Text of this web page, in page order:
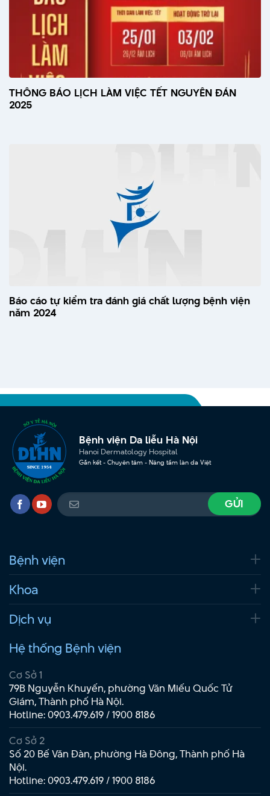
THÔNG BÁO LỊCH LÀM VIỆC TẾT NGUYÊN ĐÁN
2025
Báo cáo tự kiểm tra đánh giá chất lượng bệnh viện
năm 2024
Bệnh viện Da liễu Hà Nội
Hanoi Dermatology Hospital
Gắn kết - Chuyên tâm - Nâng tầm làn da Việt
Bệnh viện
Khoa
Dịch vụ
Hệ thống Bệnh viện
Cơ Sở 1
79B Nguyễn Khuyến, phường Văn Miếu Quốc Tử
Giám, Thành phố Hà Nội.
Hotline:0903.479.619/1900 8186
Cơ Sở 2
Số 20 Bế Văn Đàn, phường Hà Đông, Thành phố Hà
Nội.
Hotline:0903.479.619/1900 8186